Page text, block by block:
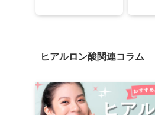
ヒアルロン酸関連コラム